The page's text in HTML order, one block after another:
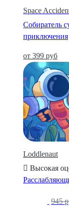
Space
Собиратель
приключения
от 399 руб
Loddlenaut
Высокая
945